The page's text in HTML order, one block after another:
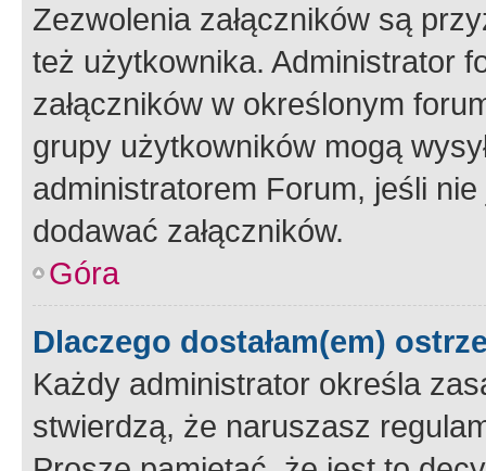
Zezwolenia załączników są
też użytkownika. Administrator
załączników w określonym
grupy użytkowników mogą
administratorem Forum, jeśli
dodawać załączników.
Góra
Dlaczego dostałam(em)
Każdy administrator określa
stwierdzą, że naruszasz